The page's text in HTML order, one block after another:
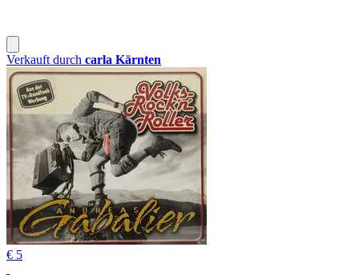
Verkauft durch carla Kärnten
€ 5